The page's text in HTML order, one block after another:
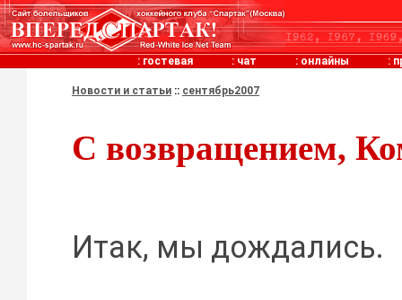
: гостевая : чат : онлайны :
Новости и статьи :: сентябрь2007
С возвращением,
Итак, мы дождались.